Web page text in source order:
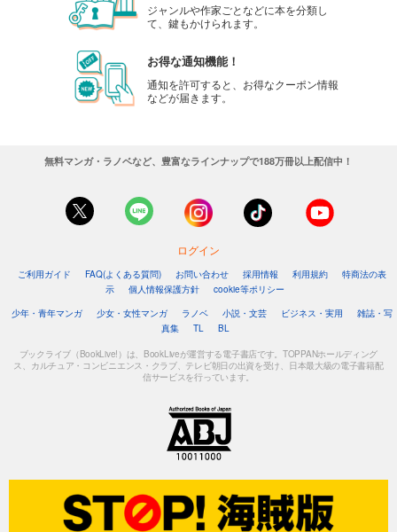
ジャンルや作家ごとなどに本を分類し
て、鍵もかけられます。
お得な通知機能！
通知を許可すると、お得なクーポン情報
などが届きます。
無料マンガ・ラノベなど、豊富なラインナップで188万冊以上配信中！
ログイン
ご利用ガイド FAQ(よくある質問) お問い合わせ 採用情報 利用規約
特商法の表
示
個人情報保護方針
cookie等ポリシー
少年・青年マンガ
少女・女性マンガ ラノベ 小説・文芸 ビジネス・実用
雑誌・写
真集
TL BL
ブックライブ（BookLive!）は、BookLiveが運営する電子書店です。TOPPANホールディング
ス、カルチュア・コンビニエンス・クラブ、テレビ朝日の出資を受け、日本最大級の電子書籍配
信サービスを行っています。